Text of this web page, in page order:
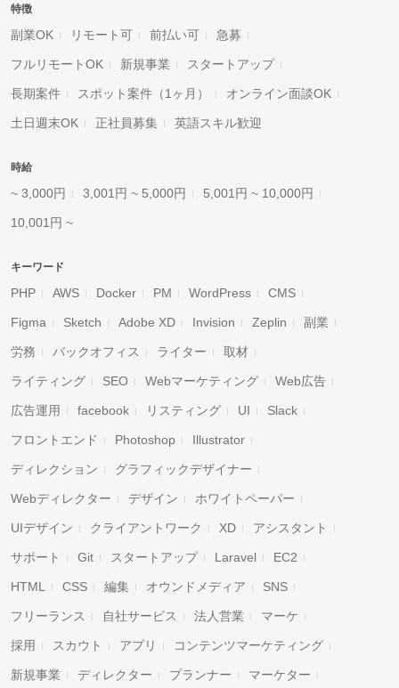
特徴
副業OK リモート可 前払い可 急募
フルリモートOK 新規事業 スタートアップ
長期案件 スポット案件（1ヶ月） オンライン面談OK
土日週末OK 正社員募集 英語スキル歓迎
時給
~ 3,000円 3,001円 ~ 5,000円 5,001円 ~ 10,000円
10,001円 ~
キーワード
PHP AWS Docker PM WordPress CMS
Figma Sketch Adobe XD Invision Zeplin 副業
労務 バックオフィス ライター 取材
ライティング SEO Webマーケティング Web広告
広告運用 facebook リスティング UI Slack
フロントエンド Photoshop Illustrator
ディレクション グラフィックデザイナー
Webディレクター デザイン ホワイトペーパー
UIデザイン クライアントワーク XD アシスタント
サポート Git スタートアップ Laravel EC2
HTML CSS 編集 オウンドメディア SNS
フリーランス 自社サービス 法人営業 マーケ
採用 スカウト アプリ コンテンツマーケティング
新規事業 ディレクター プランナー マーケター